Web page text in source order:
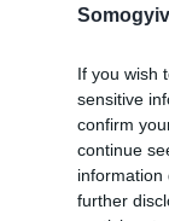
If you wish
sensitive
confirm
continue
information
further
apropóján
pénteken az MTI-
az